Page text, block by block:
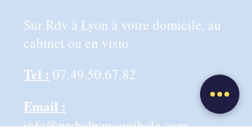
Sur Rdv à Lyon à votre domicile, au
cabinet ou en visio
Tel : 07.49.50.67.82
Email :
info@mybabymoonibclc.com